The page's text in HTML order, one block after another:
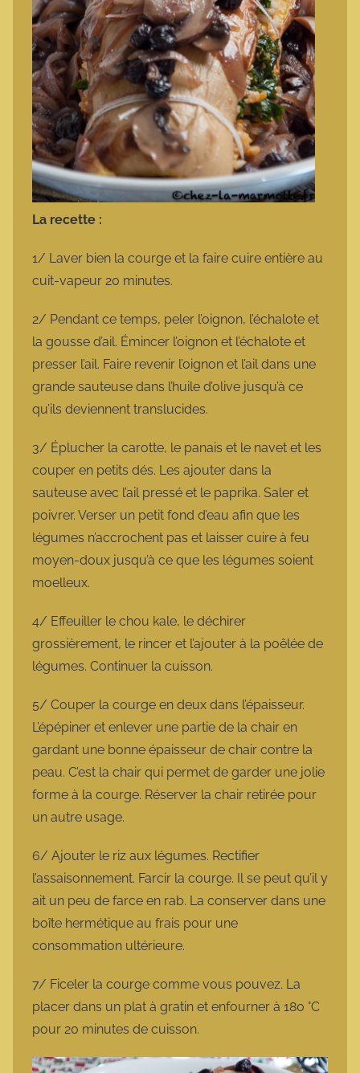
La recette :
1/ Laver bien la courge et la faire cuire entière au
cuit-vapeur 20 minutes.
2/ Pendant ce temps, peler l’oignon, l’échalote et
la gousse d’ail. Émincer l’oignon et l’échalote et
presser l’ail. Faire revenir l’oignon et l’ail dans une
grande sauteuse dans l’huile d’olive jusqu’à ce
qu’ils deviennent translucides.
3/ Éplucher la carotte, le panais et le navet et les
couper en petits dés. Les ajouter dans la
sauteuse avec l’ail pressé et le paprika. Saler et
poivrer. Verser un petit fond d’eau afin que les
légumes n’accrochent pas et laisser cuire à feu
moyen-doux jusqu’à ce que les légumes soient
moelleux.
4/ Effeuiller le chou kale, le déchirer
grossièrement, le rincer et l’ajouter à la poêlée de
légumes. Continuer la cuisson.
5/ Couper la courge en deux dans l’épaisseur.
L’épépiner et enlever une partie de la chair en
gardant une bonne épaisseur de chair contre la
peau. C’est la chair qui permet de garder une jolie
forme à la courge. Réserver la chair retirée pour
un autre usage.
6/ Ajouter le riz aux légumes. Rectifier
l’assaisonnement. Farcir la courge. Il se peut qu’il y
ait un peu de farce en rab. La conserver dans une
boîte hermétique au frais pour une
consommation ultérieure.
7/ Ficeler la courge comme vous pouvez. La
placer dans un plat à gratin et enfourner à 180 °C
pour 20 minutes de cuisson.